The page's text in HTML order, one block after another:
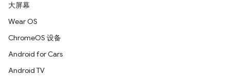
大屏幕
Wear OS
ChromeOS 设备
Android for Cars
Android TV